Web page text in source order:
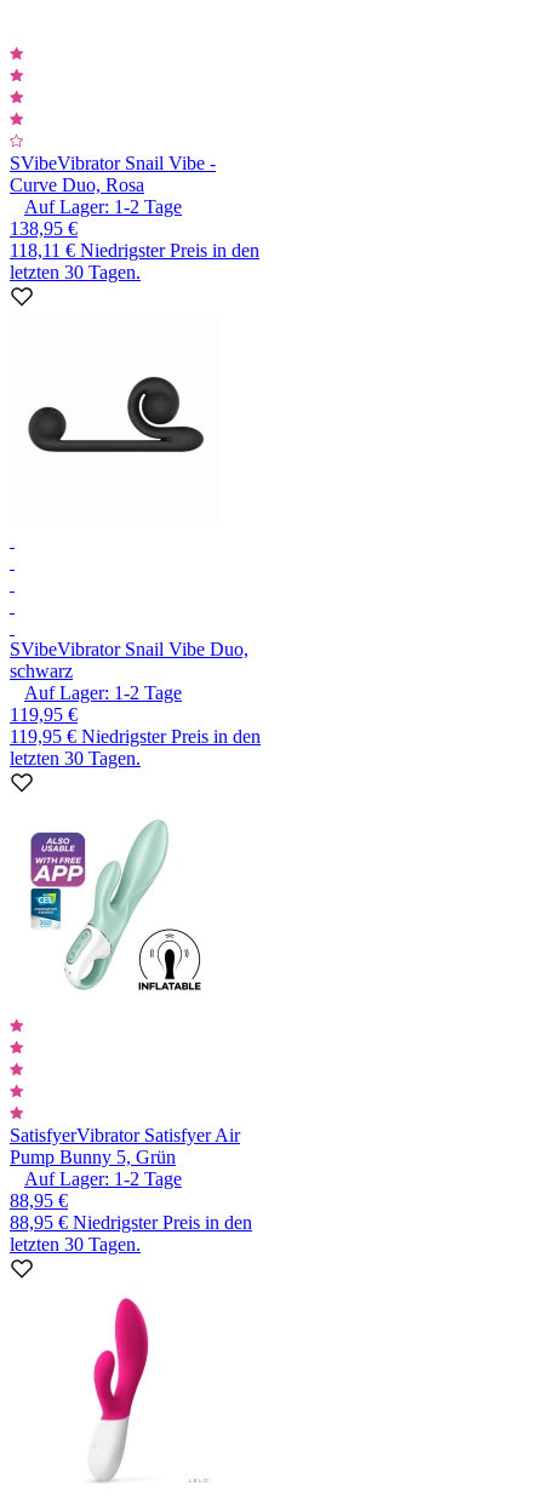
SVibeVibrator Snail Vibe -
Curve Duo, Rosa
Auf Lager: 1-2 Tage
138,95 €
118,11 € Niedrigster Preis in den
letzten 30 Tagen.
SVibeVibrator Snail Vibe Duo,
schwarz
Auf Lager: 1-2 Tage
119,95 €
119,95 € Niedrigster Preis in den
letzten 30 Tagen.
SatisfyerVibrator Satisfyer Air
Pump Bunny 5, Grün
Auf Lager: 1-2 Tage
88,95 €
88,95 € Niedrigster Preis in den
letzten 30 Tagen.